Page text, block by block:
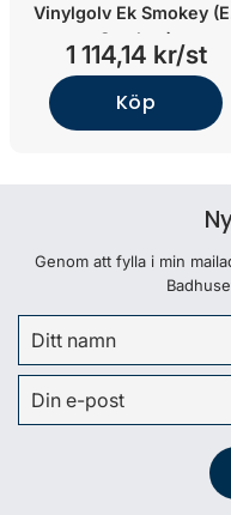
Vinylgolv Ek Smokey
Smokey)
1 114,14 kr/st
Köp
Genom att fylla i min